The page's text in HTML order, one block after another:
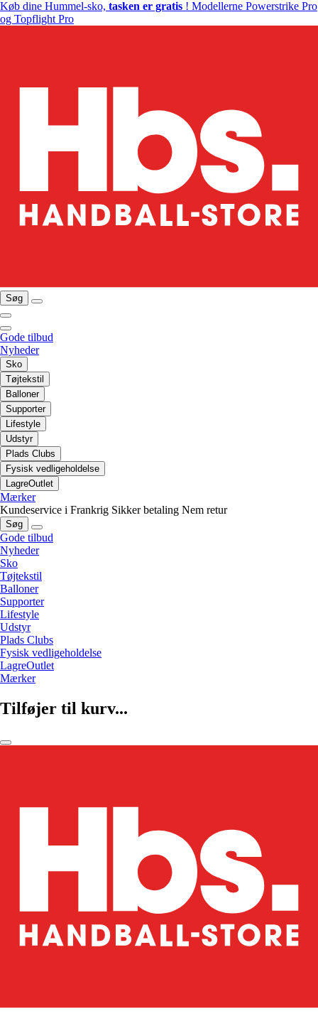
Køb dine Hummel-sko, tasken er gratis ! Modellerne Powerstrike Pro
og Topflight Pro
Søg
Gode tilbud
Nyheder
Sko
Tøjtekstil
Balloner
Supporter
Lifestyle
Udstyr
Plads Clubs
Fysisk vedligeholdelse
LagreOutlet
Mærker
Kundeservice i Frankrig Sikker betaling Nem retur
Søg
Gode tilbud
Nyheder
Sko
Tøjtekstil
Balloner
Supporter
Lifestyle
Udstyr
Plads Clubs
Fysisk vedligeholdelse
LagreOutlet
Mærker
Tilføjer til kurv...